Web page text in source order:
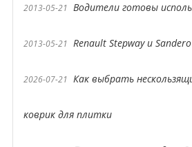
2013-05-21 Водители готовы
2013-05-21 Renault Stepway и
2026-07-21 Как выбрать
коврик для плитки